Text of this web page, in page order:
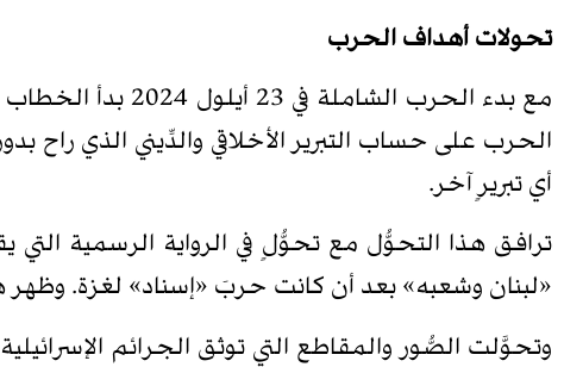
تحولات أهداف الحرب
مع بدء الحرب
الحرب على حساب التبرير الأخلاقي والدِّيني الذي راح
أي تبريرٍ آخر.
«لبنان وشعبه» بعد أن كانت حربَ «إسناد» لغزة. وظهر
وتحوَّلت الصُّور والمقاطع التي توثق الجرائم